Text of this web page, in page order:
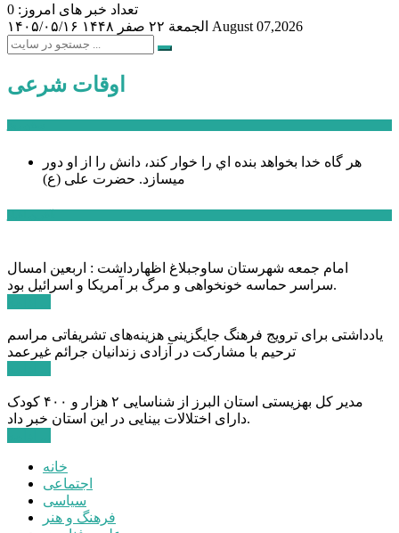
تعداد خبر های امروز: 0
۱۴۰۵/۰۵/۱۶
الجمعة ۲۲ صفر ۱۴۴۸ August 07,2026
اوقات شرعی
هر گاه خدا بخواهد بنده اي را خوار كند، دانش را از او دور
میسازد. حضرت علی (ع)
امام جمعه شهرستان ساوجبلاغ اظهارداشت : اربعین امسال
سراسر حماسه خونخواهی و مرگ بر آمریکا و اسرائیل بود.
یادداشتی برای ترویج فرهنگ جایگزینی هزینه‌های تشریفاتی مراسم
ترحیم با مشارکت در آزادی زندانیان جرائم غیرعمد
مدیر کل بهزیستی استان البرز از شناسایی ۲ هزار و ۴۰۰ کودک
دارای اختلالات بینایی در این استان خبر داد.
خانه
اجتماعی
سیاسی
فرهنگ و هنر